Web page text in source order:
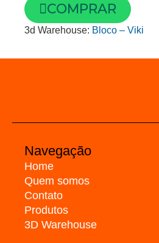
COMPRAR
3d Warehouse: Bloco – Viki
Navegação
Home
Quem somos
Contato
Produtos
3D Warehouse